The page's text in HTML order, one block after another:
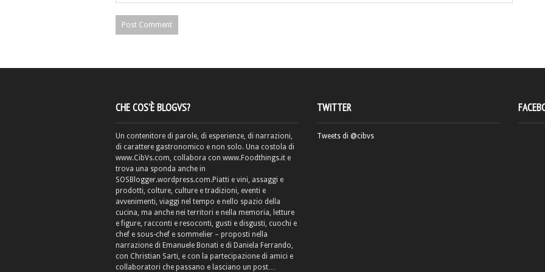
CHE COS’È BLOGVS?
Un contenitore di parole, di esperienze, di narrazioni,
di carattere gastronomico e non solo. Una costola di
www.CibVs.com, collabora con www.Foodthings.it e
trova una sponda anche in
SOSBlogger.wordpress.com.Piatti e vini, assaggi e
prodotti, colture, culture e tradizioni, eventi e
avvenimenti, viaggi nel tempo e nello spazio della
cucina, ma anche nei territori e nella memoria, letture
e figure, racconti e resoconti, gusti e disgusti, cuochi e
chef e sous-chef e sommelier – proposti nella
narrazione di Emanuele Bonati e di Daniela Ferrando,
con Christian Sarti, e con la partecipazione di amici e
collaboratori che passano e lasciano un post…
TWITTER
Tweets di @cibvs